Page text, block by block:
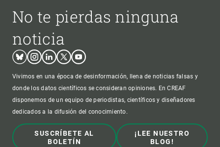
No te pierdas ninguna
noticia
BlueskyInstagram
LinkedinTwitterYoutube
Vivimos en una época de desinformación, llena de noticias falsas y
donde los datos científicos se consideran opiniones. En CREAF
disponemos de un equipo de periodistas, científicos y diseñadores
dedicados a la difusión del conocimiento.
SUSCRÍBETE AL
BOLETÍN
¡LEE NUESTRO
BLOG!